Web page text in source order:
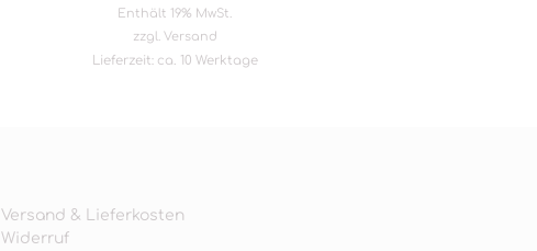
Enthält 19% MwSt.
zzgl. Versand
Lieferzeit: ca. 10 Werktage
Versand & Lieferkosten
Widerruf